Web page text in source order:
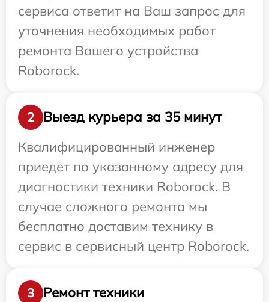
сервиса ответит на Ваш запрос для
уточнения необходимых работ
ремонта Вашего устройства
Roborock.
2
Выезд курьера за 35 минут
Квалифицированный инженер
приедет по указанному адресу для
диагностики техники Roborock. В
случае сложного ремонта мы
бесплатно доставим технику в
сервис в сервисный центр Roborock.
3
Ремонт техники